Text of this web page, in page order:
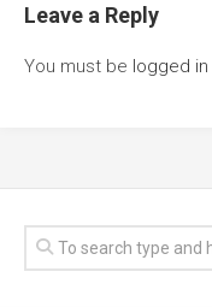
Leave a Reply
You must be logged in